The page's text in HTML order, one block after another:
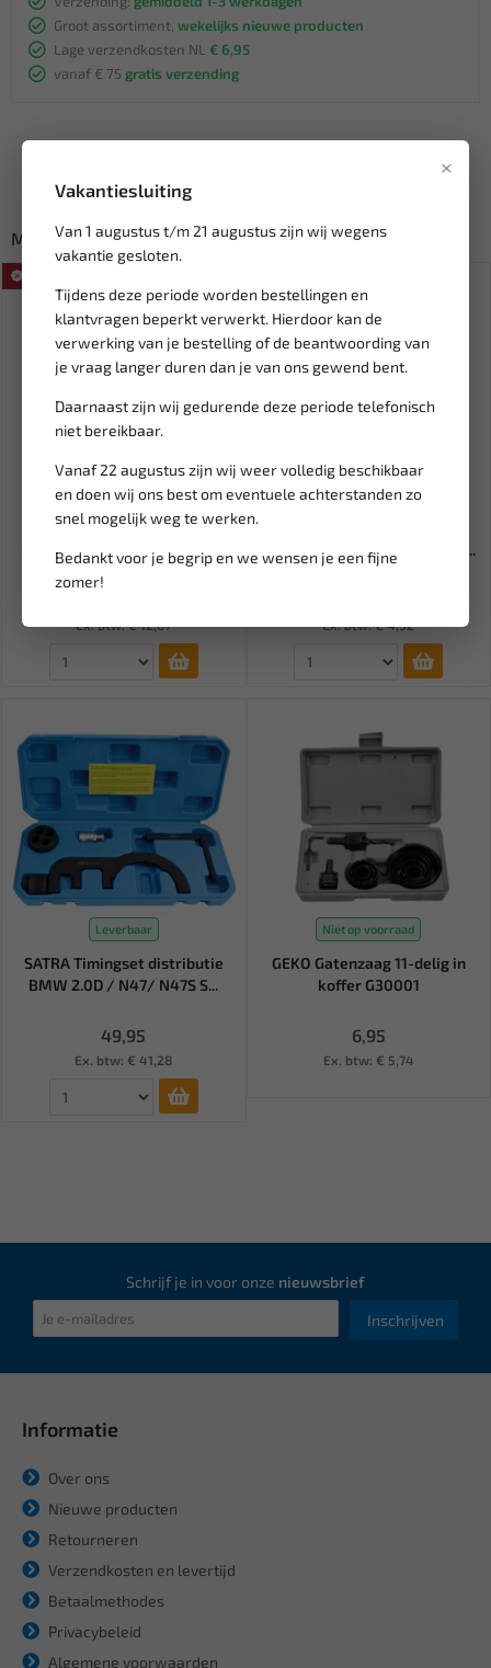
×
Vakantiesluiting
Van 1 augustus t/m 21 augustus zijn wij wegens
vakantie gesloten.
Tijdens deze periode worden bestellingen en
klantvragen beperkt verwerkt. Hierdoor kan de
verwerking van je bestelling of de beantwoording van
je vraag langer duren dan je van ons gewend bent.
Daarnaast zijn wij gedurende deze periode telefonisch
niet bereikbaar.
Vanaf 22 augustus zijn wij weer volledig beschikbaar
en doen wij ons best om eventuele achterstanden zo
snel mogelijk weg te werken.
Bedankt voor je begrip en we wensen je een fijne
zomer!
Groot assortiment, wekelijks nieuwe producten
Lage verzendkosten NL € 6,95
vanaf € 75 gratis verzending
Misschien ook interessant:
Leverbaar
WEBER TOOLS Assortiment
bekledingclips FORD (415-d...
Ex. btw: € 12,67
Leverbaar
vaseline zuurvrij 60gr 50100...
Ex. btw: € 4,92
Leverbaar
SATRA Timingset distributie
BMW 2.0D / N47/ N47S S...
49,95
Ex. btw: € 41,28
Niet op voorraad
GEKO Gatenzaag 11-delig in
koffer G30001
6,95
Ex. btw: € 5,74
Schrijf je in voor onze nieuwsbrief
Inschrijven
Informatie
Over ons
Nieuwe producten
Retourneren
Verzendkosten en levertijd
Betaalmethodes
Privacybeleid
Algemene voorwaarden